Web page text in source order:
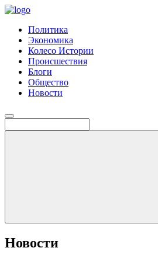
Политика
Экономика
Колесо Истории
Происшествия
Блоги
Общество
Новости
Новости